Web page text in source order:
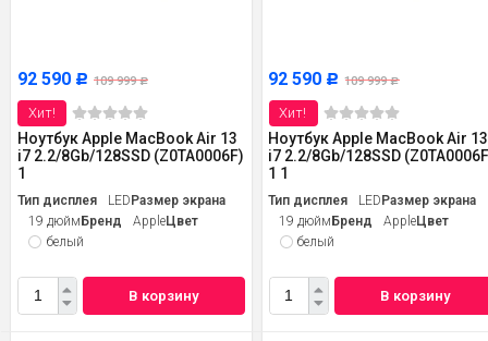
92 590 Р 109 999Р
Хит!
Ноутбук Apple MacBook Air 13
i7 2.2/8Gb/128SSD (Z0TA0006F)
1
Тип дисплея LEDРазмер экрана
19 дюймБренд AppleЦвет
белый
В корзину
92 590 Р 109 999Р
Хит!
Ноутбук Apple MacBook Air 13
i7 2.2/8Gb/128SSD
1 1
Тип дисплея LEDРазмер экрана
19 дюймБренд AppleЦвет
белый
В корзину